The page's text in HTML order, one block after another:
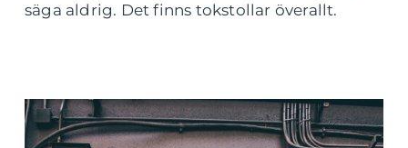
säga aldrig. Det finns tokstollar överallt.